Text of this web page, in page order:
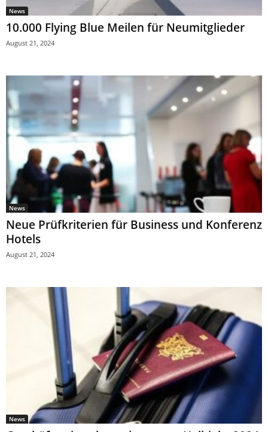
News
10.000 Flying Blue Meilen für Neumitglieder
August 21, 2024
News
Neue Prüfkriterien für Business und Konferenz
Hotels
August 21, 2024
News